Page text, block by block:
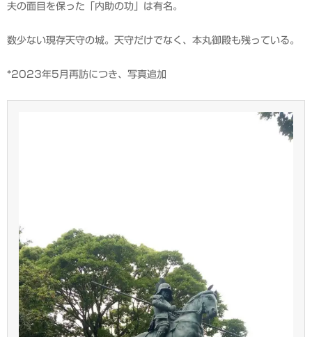
夫の面目を保った「内助の功」は有名。
数少ない現存天守の城。天守だけでなく、本丸御殿も残っている。
*2023年5月再訪につき、写真追加